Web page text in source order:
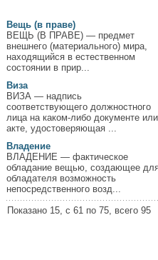
Вещь (в праве)
ВЕЩЬ (В ПРАВЕ) — предмет
внешнего (материального) мира,
находящийся в естественном
состоянии в прир...
Виза
ВИЗА — надпись
соответствующего должностного
лица на каком-либо документе или
акте, удостоверяющая ...
Владение
ВЛАДЕНИЕ — фактическое
обладание вещью, создающее
обладателя возможность
непосредственного возд...
Показано 15, c 61 по 75, всего 95